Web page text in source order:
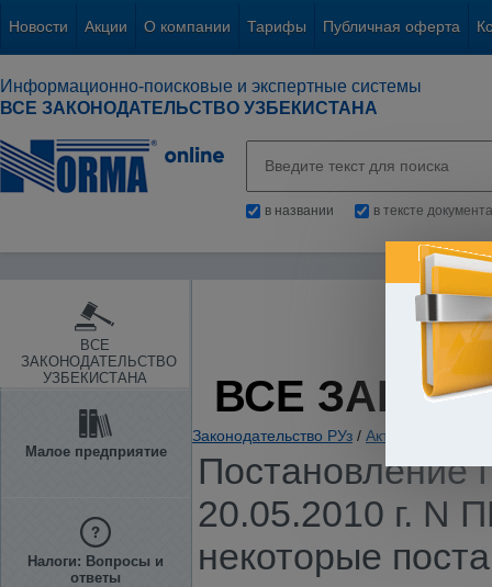
Новости Акции О компании Тарифы Публичная оферта
Информационно-поисковые и экспертные системы
ВСЕ ЗАКОНОДАТЕЛЬСТВО УЗБЕКИСТАНА
в названии в тексте документа
ВСЕ
ЗАКОНОДАТЕЛЬСТВО
УЗБЕКИСТАНА
Малое предприятие
Налоги: Вопросы и
ответы
ВСЕ
Законодательство РУз / Акты
Постановление
20.05.2010 г. N
некоторые